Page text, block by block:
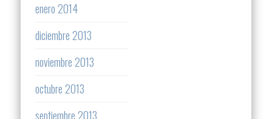
enero 2014
diciembre 2013
noviembre 2013
octubre 2013
septiembre 2013